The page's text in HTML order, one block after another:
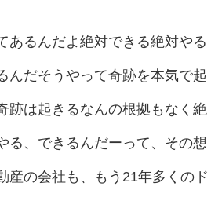
あるんだよ絶対できる絶対やる
んだそうやって奇跡を本気で起
跡は起きるなんの根拠もなく絶
る、できるんだーって、その想
産の会社も、もう21年多くのド